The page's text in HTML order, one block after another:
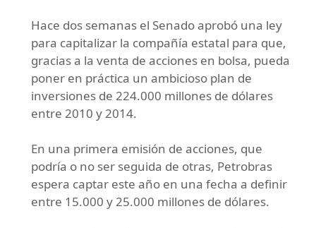
Hace dos semanas el Senado aprobó una ley
para capitalizar la compañía estatal para que,
gracias a la venta de acciones en bolsa, pueda
poner en práctica un ambicioso plan de
inversiones de 224.000 millones de dólares
entre 2010 y 2014.
En una primera emisión de acciones, que
podría o no ser seguida de otras, Petrobras
espera captar este año en una fecha a definir
entre 15.000 y 25.000 millones de dólares.